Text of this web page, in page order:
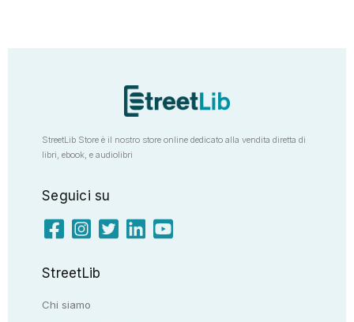
StreetLib Store è il nostro store online dedicato alla vendita diretta di
libri, ebook, e audiolibri
Seguici su
StreetLib
Chi siamo